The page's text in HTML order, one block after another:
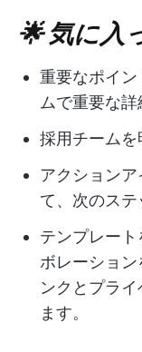
🌟 気に入
重要なポイ
ムで重要な
採用チームを
アクション
て、次のス
テンプレー
ボレーショ
ンクとプラ
ます。